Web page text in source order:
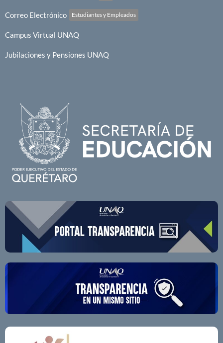
Correo Electrónico Estudiantes y Empleados
Campus Virtual UNAQ
Jubilaciones y Pensiones UNAQ